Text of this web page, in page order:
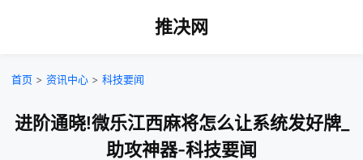
推决网
首页 > 资讯中心 > 科技要闻
进阶通晓!微乐江西麻将怎么让系统发好牌_
助攻神器-科技要闻